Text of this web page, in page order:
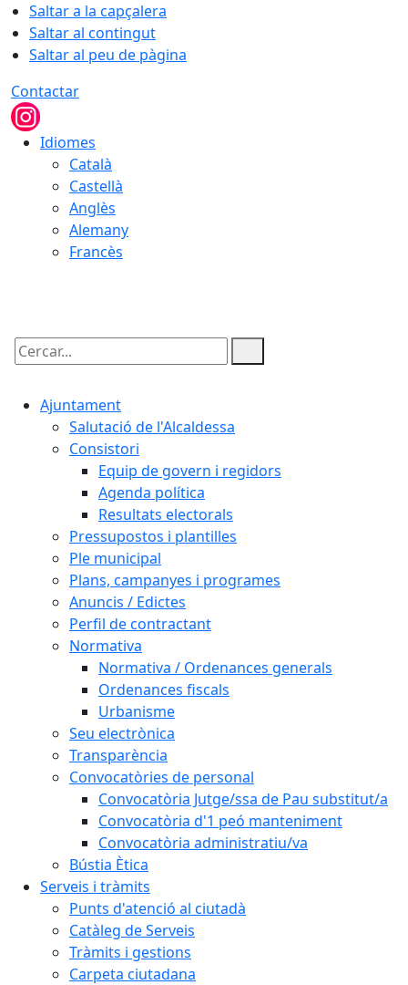
Saltar a la capçalera
Saltar al contingut
Saltar al peu de pàgina
Contactar
Idiomes
Català
Castellà
Anglès
Alemany
Francès
Cercar:
Ajuntament
Salutació de l'Alcaldessa
Consistori
Equip de govern i regidors
Agenda política
Resultats electorals
Pressupostos i plantilles
Ple municipal
Plans, campanyes i programes
Anuncis / Edictes
Perfil de contractant
Normativa
Normativa / Ordenances generals
Ordenances fiscals
Urbanisme
Seu electrònica
Transparència
Convocatòries de personal
Convocatòria Jutge/ssa de Pau substitut/a
Convocatòria d'1 peó manteniment
Convocatòria administratiu/va
Bústia Ètica
Serveis i tràmits
Punts d'atenció al ciutadà
Catàleg de Serveis
Tràmits i gestions
Carpeta ciutadana